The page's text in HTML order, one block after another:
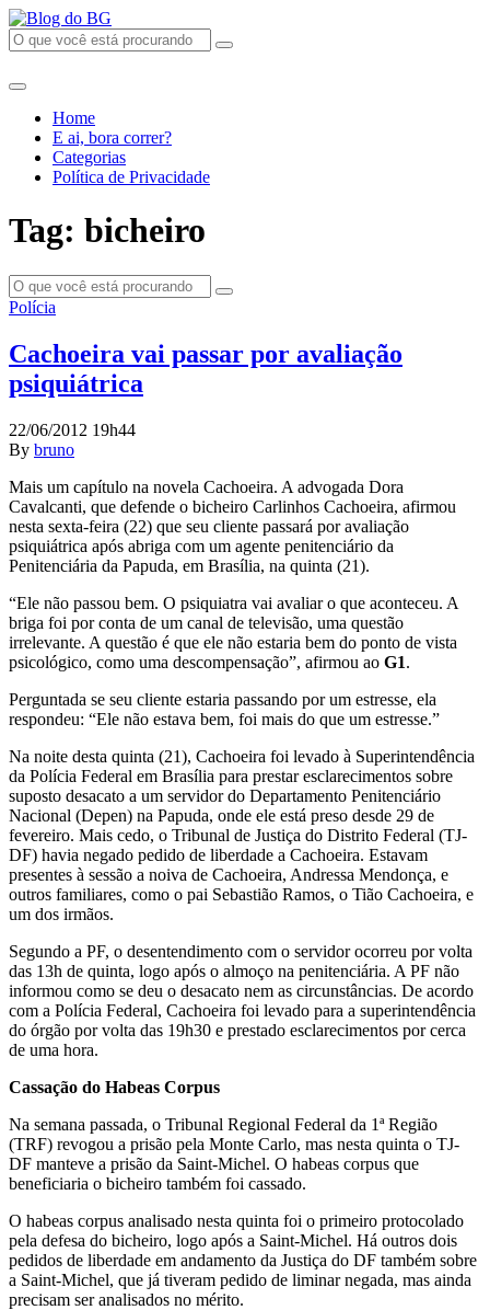
Home
E ai, bora correr?
Categorias
Política de Privacidade
Tag: bicheiro
Polícia
Cachoeira vai passar por avaliação
psiquiátrica
22/06/2012 19h44
By bruno
Mais um capítulo na novela Cachoeira. A advogada Dora
Cavalcanti, que defende o bicheiro Carlinhos Cachoeira, afirmou
nesta sexta-feira (22) que seu cliente passará por avaliação
psiquiátrica após abriga com um agente penitenciário da
Penitenciária da Papuda, em Brasília, na quinta (21).
“Ele não passou bem. O psiquiatra vai avaliar o que aconteceu. A
briga foi por conta de um canal de televisão, uma questão
irrelevante. A questão é que ele não estaria bem do ponto de vista
psicológico, como uma descompensação”, afirmou ao G1.
Perguntada se seu cliente estaria passando por um estresse, ela
respondeu: “Ele não estava bem, foi mais do que um estresse.”
Na noite desta quinta (21), Cachoeira foi levado à Superintendência
da Polícia Federal em Brasília para prestar esclarecimentos sobre
suposto desacato a um servidor do Departamento Penitenciário
Nacional (Depen) na Papuda, onde ele está preso desde 29 de
fevereiro. Mais cedo, o Tribunal de Justiça do Distrito Federal (TJ-
DF) havia negado pedido de liberdade a Cachoeira. Estavam
presentes à sessão a noiva de Cachoeira, Andressa Mendonça, e
outros familiares, como o pai Sebastião Ramos, o Tião Cachoeira, e
um dos irmãos.
Segundo a PF, o desentendimento com o servidor ocorreu por volta
das 13h de quinta, logo após o almoço na penitenciária. A PF não
informou como se deu o desacato nem as circunstâncias. De acordo
com a Polícia Federal, Cachoeira foi levado para a superintendência
do órgão por volta das 19h30 e prestado esclarecimentos por cerca
de uma hora.
Cassação do Habeas Corpus
Na semana passada, o Tribunal Regional Federal da 1ª Região
(TRF) revogou a prisão pela Monte Carlo, mas nesta quinta o TJ-
DF manteve a prisão da Saint-Michel. O habeas corpus que
beneficiaria o bicheiro também foi cassado.
O habeas corpus analisado nesta quinta foi o primeiro protocolado
pela defesa do bicheiro, logo após a Saint-Michel. Há outros dois
pedidos de liberdade em andamento da Justiça do DF também sobre
a Saint-Michel, que já tiveram pedido de liminar negada, mas ainda
precisam ser analisados no mérito.